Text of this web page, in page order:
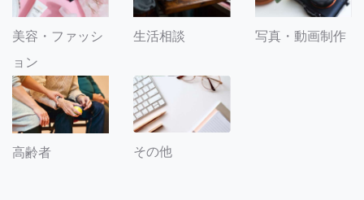
美容・ファッシ
ョン
生活相談 写真・動画制作
高齢者 その他